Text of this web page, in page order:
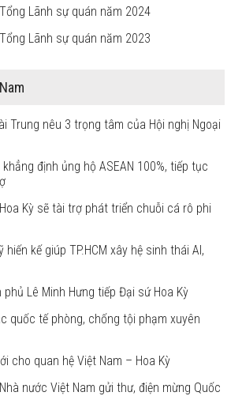
Lãnh sự quán năm 2024
Lãnh sự quán năm 2023
Trung nêu 3 trọng tâm của Hội nghị Ngoại
định ủng hộ ASEAN 100%, tiếp tục
Kỳ sẽ tài trợ phát triển chuỗi cá rô phi
hiến kế giúp TP.HCM xây hệ sinh thái AI,
Lê Minh Hưng tiếp Đại sứ Hoa Kỳ
quốc tế phòng, chống tội phạm xuyên
cho quan hệ Việt Nam – Hoa Kỳ
nước Việt Nam gửi thư, điện mừng Quốc